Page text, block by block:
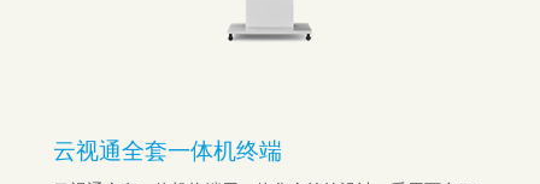
云视通全套一体机终端